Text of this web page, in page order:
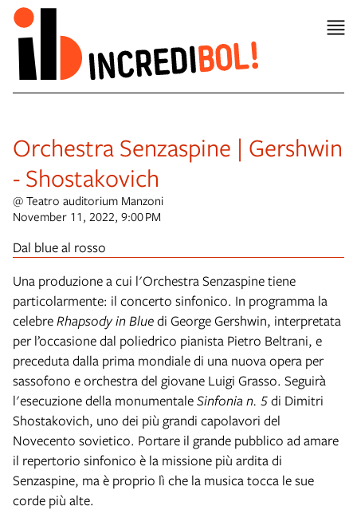
Orchestra Senzaspine | Gershwin
- Shostakovich
@ Teatro auditorium Manzoni
November 11, 2022, 9:00 PM
Dal blue al rosso
Una produzione a cui l'Orchestra Senzaspine tiene
particolarmente: il concerto sinfonico. In programma la
celebreRhapsody in Bluedi George Gershwin, interpretata
per l’occasione dal poliedrico pianista Pietro Beltrani, e
preceduta dalla prima mondiale di una nuova opera per
sassofono e orchestra del giovane Luigi Grasso. Seguirà
l'esecuzione della monumentaleSinfonia n. 5di Dimitri
Shostakovich, uno dei più grandi capolavori del
Novecento sovietico. Portare il grande pubblico ad amare
il repertorio sinfonico è la missione più ardita di
Senzaspine, ma è proprio lì che la musica tocca le sue
corde più alte.